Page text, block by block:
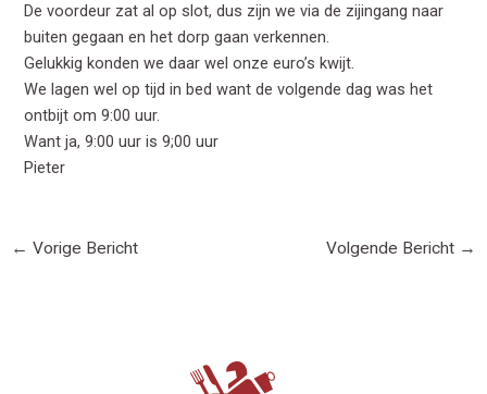
De voordeur zat al op slot, dus zijn we via de zijingang naar
buiten gegaan en het dorp gaan verkennen.
Gelukkig konden we daar wel onze euro’s kwijt.
We lagen wel op tijd in bed want de volgende dag was het
ontbijt om 9:00 uur.
Want ja, 9:00 uur is 9;00 uur
Pieter
← Vorige Bericht Volgende Bericht →